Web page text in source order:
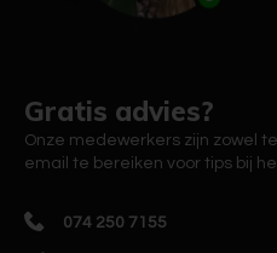
Gratis advies?
Onze medewerkers zijn zowel
email te bereiken voor tips bij
074 250 7155